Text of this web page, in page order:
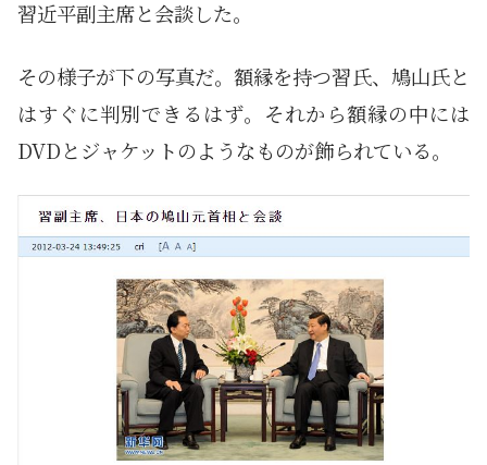
習近平副主席と会談した。
その様子が下の写真だ。額縁を持つ習氏、鳩山氏と
はすぐに判別できるはず。それから額縁の中には
DVDとジャケットのようなものが飾られている。